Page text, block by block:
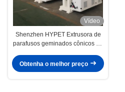
Vídeo
Shenzhen HYPET Extrusora de
parafusos geminados cônicos de
51/110
Obtenha o melhor preço